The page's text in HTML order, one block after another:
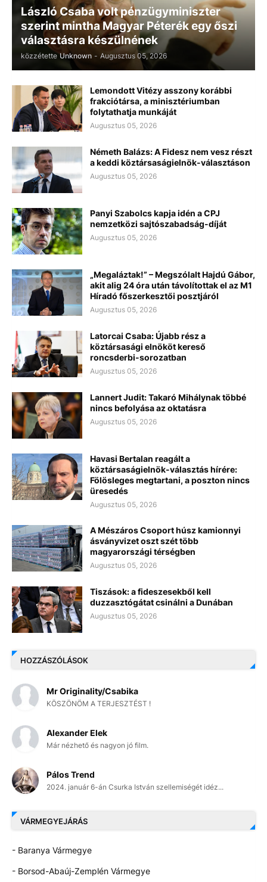
László Csaba volt pénzügyminiszter
szerint mintha Magyar Péterék egy őszi
választásra készülnének
közzétette Unknown - Augusztus 05, 2026
Lemondott Vitézy asszony korábbi
frakciótársa, a minisztériumban
folytathatja munkáját
Augusztus 05, 2026
Németh Balázs: A Fidesz nem vesz részt
a keddi köztársaságielnök-választáson
Augusztus 05, 2026
Panyi Szabolcs kapja idén a CPJ
nemzetközi sajtószabadság-díját
Augusztus 05, 2026
„Megaláztak!” – Megszólalt Hajdú Gábor,
akit alig 24 óra után távolítottak el az M1
Híradó főszerkesztői posztjáról
Augusztus 05, 2026
Latorcai Csaba: Újabb rész a
köztársasági elnököt kereső
roncsderbi-sorozatban
Augusztus 05, 2026
Lannert Judit: Takaró Mihálynak többé
nincs befolyása az oktatásra
Augusztus 05, 2026
Havasi Bertalan reagált a
köztársaságielnök-választás hírére:
Fölösleges megtartani, a poszton nincs
üresedés
Augusztus 05, 2026
A Mészáros Csoport húsz kamionnyi
ásványvizet oszt szét több
magyarországi térségben
Augusztus 05, 2026
Tiszások: a fideszesekből kell
duzzasztógátat csinálni a Dunában
Augusztus 05, 2026
HOZZÁSZÓLÁSOK
Mr Originality/Csabika
KÖSZÖNÖM A TERJESZTÉST !
Alexander Elek
Már nézhető és nagyon jó film.
Pálos Trend
2024. január 6-án Csurka István szellemiségét idéz...
VÁRMEGYEJÁRÁS
- Baranya Vármegye
- Borsod-Abaúj-Zemplén Vármegye